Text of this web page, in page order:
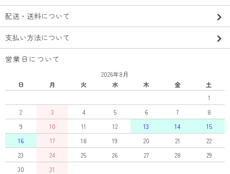
配送・送料について
支払い方法について
営業日について
2026年8月
日
月 火 水 木 金
土
1
2
3 4 5 6 7
8
9
10 11 12 13 14
15
16
17 18 19 20 21
22
23
24 25 26 27 28
29
30
31